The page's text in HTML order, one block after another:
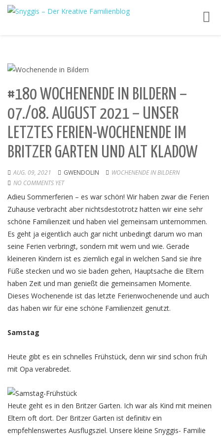
#180 WOCHENENDE IN BILDERN –
07./08. AUGUST 2021 – UNSER
LETZTES FERIEN-WOCHENENDE IM
BRITZER GARTEN UND ALT KLADOW
AUG. 09, 2021 GWENDOLIN
WOCHENENDE IN BILDERN
NO COMMENTS YET
Adieu Sommerferien – es war schön! Wir haben zwar die Ferien
Zuhause verbracht aber nichtsdestotrotz hatten wir eine sehr
schöne Familienzeit und haben viel gemeinsam unternommen.
Es geht ja eigentlich auch gar nicht unbedingt darum wo man
seine Ferien verbringt, sondern mit wem und wie. Gerade
kleineren Kindern ist es ziemlich egal in welchen Sand sie ihre
Füße stecken und wo sie baden gehen, Hauptsache die Eltern
haben Zeit und man genießt die gemeinsamen Momente.
Dieses Wochenende ist das letzte Ferienwochenende und auch
das haben wir für eine schöne Familienzeit genutzt.
Samstag
Heute gibt es ein schnelles Frühstück, denn wir sind schon früh
mit Opa verabredet.
Heute geht es in den Britzer Garten. Ich war als Kind mit meinen
Eltern oft dort. Der Britzer Garten ist definitiv ein
empfehlenswertes Ausflugsziel. Unsere kleine Snyggis- Familie